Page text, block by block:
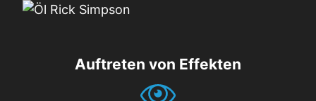
Auftreten von Effekten